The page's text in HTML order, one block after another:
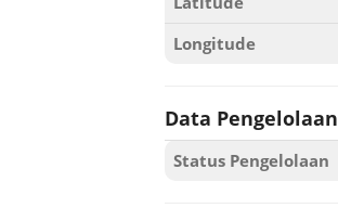
Longitude
Data Pengelolaan
Status Pengelolaan